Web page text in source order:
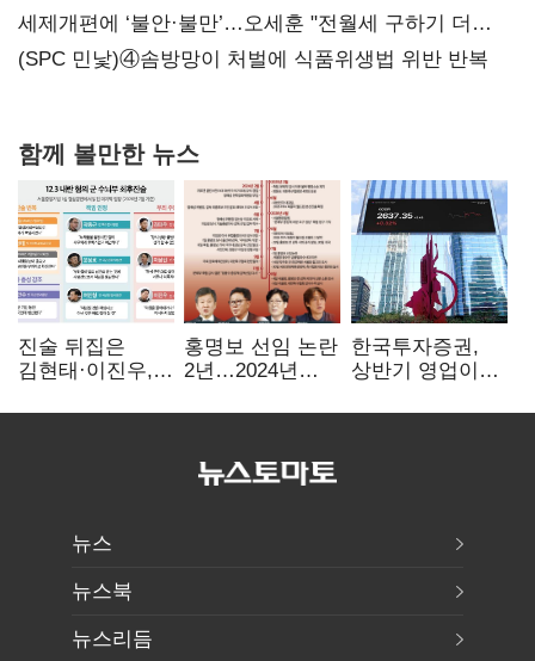
지지도 '50% 아래로'(종합)
세제개편에 ‘불안·불만’…오세훈 "전월세 구하기 더
힘들어질 것"
(SPC 민낯)④솜방망이 처벌에 식품위생법 위반 반복
함께 볼만한 뉴스
진술 뒤집은
김현태·이진우,
헌신"…법정서
홍명보 선임 논란
2년…2024년
압색까지
한국투자증권,
상반기 영업이익
전년비 89.1%↑
뉴스
뉴스북
뉴스리듬